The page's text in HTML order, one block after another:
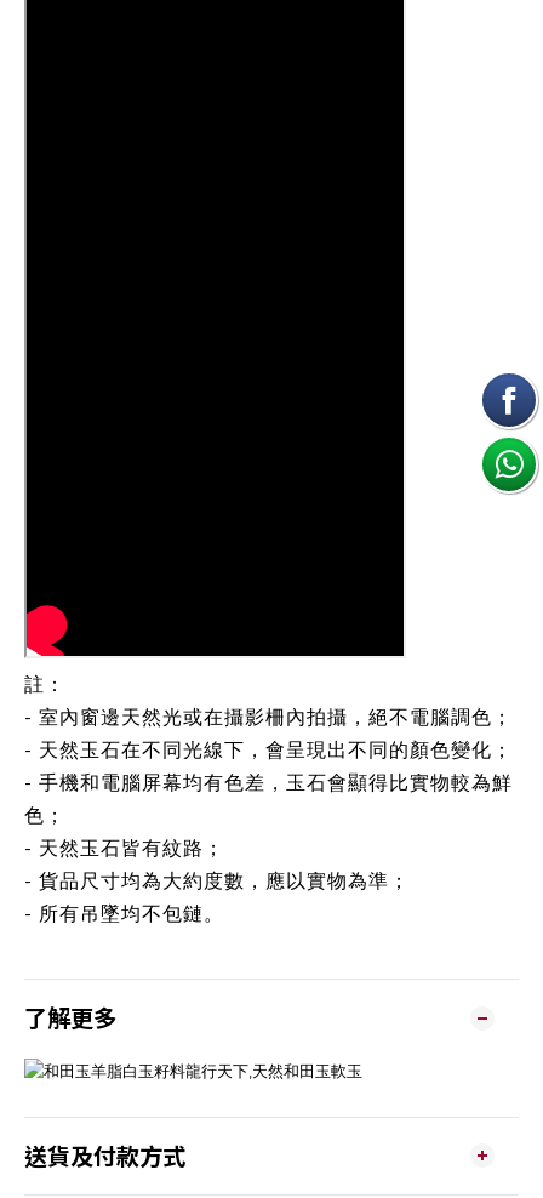
註：
- 室內窗邊天然光或在攝影柵內拍攝，絕不電腦調色；
- 天然玉石在不同光線下，會呈現出不同的顏色變化；
- 手機和電腦屏幕均有色差，玉石會顯得比實物較為鮮
色；
- 天然玉石皆有紋路；
- 貨品尺寸均為大約度數，應以實物為準；
- 所有吊墜均不包鏈。
了解更多
送貨及付款方式